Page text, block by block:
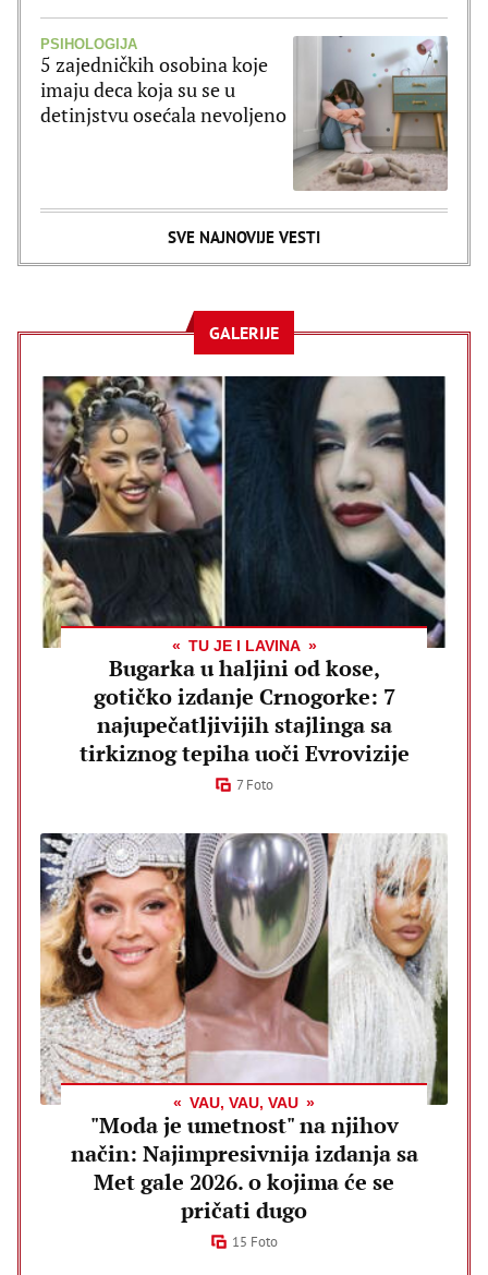
PSIHOLOGIJA
5 zajedničkih osobina koje
imaju deca koja su se u
detinjstvu osećala nevoljeno
SVE NAJNOVIJE VESTI
GALERIJE
TU JE I LAVINA
Bugarka u haljini od kose,
gotičko izdanje Crnogorke: 7
najupečatljivijih stajlinga sa
tirkiznog tepiha uoči Evrovizije
7 Foto
VAU, VAU, VAU
"Moda je umetnost" na njihov
način: Najimpresivnija izdanja sa
Met gale 2026. o kojima će se
pričati dugo
15 Foto